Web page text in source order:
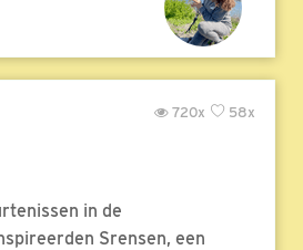
58x
720x
in de
Srensen, een